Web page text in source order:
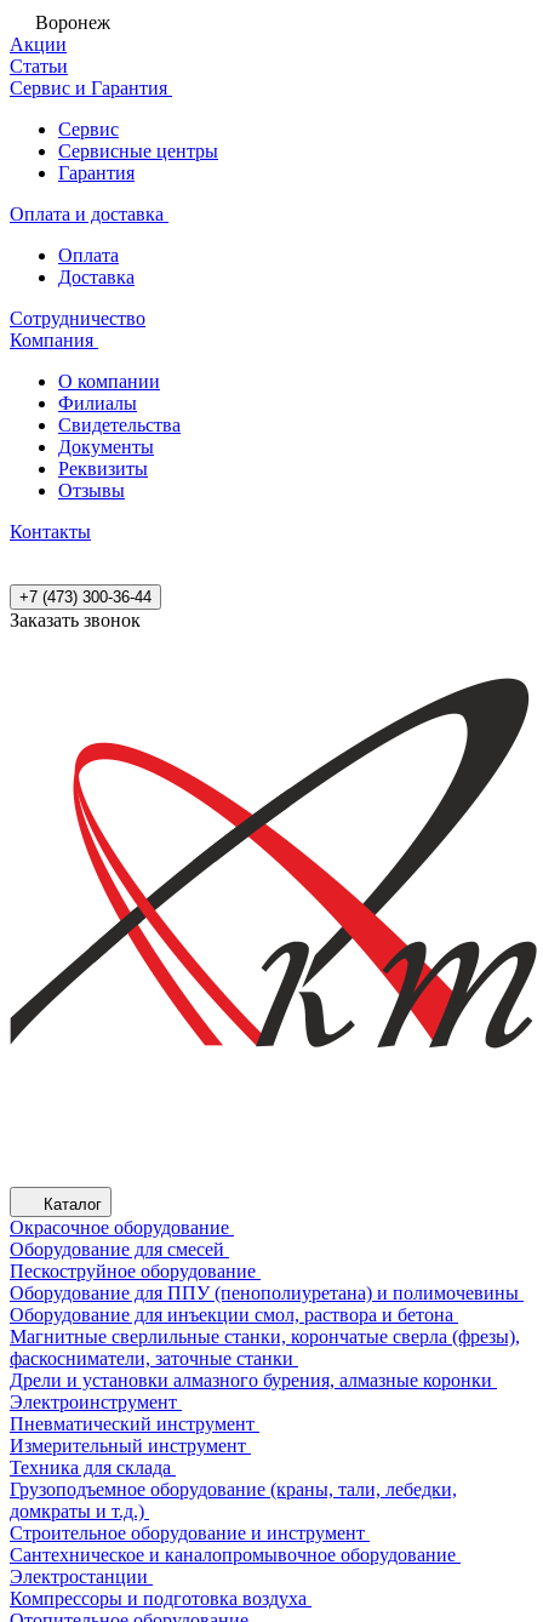
Воронеж
Акции
Статьи
Сервис и Гарантия
Сервис
Сервисные центры
Гарантия
Оплата и доставка
Оплата
Доставка
Сотрудничество
Компания
О компании
Филиалы
Свидетельства
Документы
Реквизиты
Отзывы
Контакты
+7 (473) 300-36-44
Заказать звонок
Каталог
Окрасочное оборудование
Оборудование для смесей
Пескоструйное оборудование
Оборудование для ППУ (пенополиуретана) и полимочевины
Оборудование для инъекции смол, раствора и бетона
Магнитные сверлильные станки, корончатые сверла (фрезы),
фаскосниматели, заточные станки
Дрели и установки алмазного бурения, алмазные коронки
Электроинструмент
Пневматический инструмент
Измерительный инструмент
Техника для склада
Грузоподъемное оборудование (краны, тали, лебедки,
домкраты и т.д.)
Строительное оборудование и инструмент
Сантехническое и каналопромывочное оборудование
Электростанции
Компрессоры и подготовка воздуха